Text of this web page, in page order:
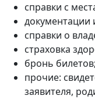
справки с
документации
справки о
страховка
бронь билетов;
прочие:
заявителя,